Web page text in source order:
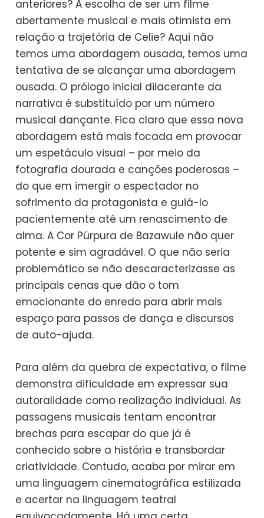
anteriores? A escolha de ser um filme
abertamente musical e mais otimista em
relação a trajetória de Celie? Aqui não
temos uma abordagem ousada, temos uma
tentativa de se alcançar uma abordagem
ousada. O prólogo inicial dilacerante da
narrativa é substituído por um número
musical dançante. Fica claro que essa nova
abordagem está mais focada em provocar
um espetáculo visual – por meio da
fotografia dourada e canções poderosas –
do que em imergir o espectador no
sofrimento da protagonista e guiá-lo
pacientemente até um renascimento de
alma. A Cor Púrpura de Bazawule não quer
potente e sim agradável. O que não seria
problemático se não descaracterizasse as
principais cenas que dão o tom
emocionante do enredo para abrir mais
espaço para passos de dança e discursos
de auto-ajuda.
Para além da quebra de expectativa, o filme
demonstra dificuldade em expressar sua
autoralidade como realização individual. As
passagens musicais tentam encontrar
brechas para escapar do que já é
conhecido sobre a história e transbordar
criatividade. Contudo, acaba por mirar em
uma linguagem cinematográfica estilizada
e acertar na linguagem teatral